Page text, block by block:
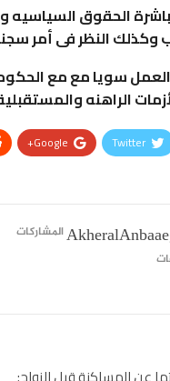
الحقوق السياسيه
وكذلك النظر فى أمر
سويا مع مع
الراهنه
Twitter
Google+